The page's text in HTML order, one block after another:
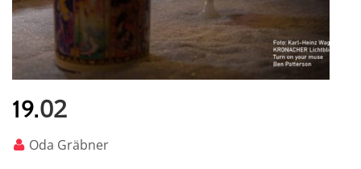
19.02
Oda Gräbner